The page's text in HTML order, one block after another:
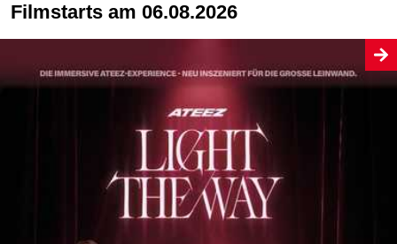
Filmstarts am 06.08.2026